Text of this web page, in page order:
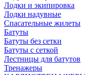
Лодки и экипировка
Лодки надувные
Спасательные жилеты
Батуты
Батуты без сетки
Батуты с сеткой
Лестницы для батутов
Тренажеры